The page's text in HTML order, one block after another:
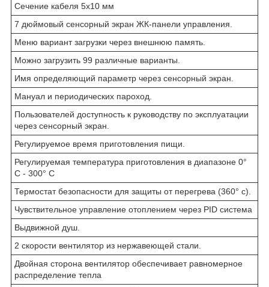
Сечение кабеля 5х10 мм
7 дюймовый сенсорный экран ЖК-панели управления.
Меню вариант загрузки через внешнюю память.
Можно загрузить 99 различные варианты.
Имя определяющий параметр через сенсорный экран.
Мануал и периодических пароход.
Пользователей доступность к руководству по эксплуатации
через сенсорный экран.
Регулируемое время приготовления пищи.
Регулируемая температура приготовления в диапазоне 0°
С - 300° С
Термостат безопасности для защиты от перегрева (360° с).
Чувствительное управление отоплением через PID система
Выдвижной душ.
2 скорости вентилятор из нержавеющей стали.
Двойная сторона вентилятор обеспечивает равномерное
распределение тепла